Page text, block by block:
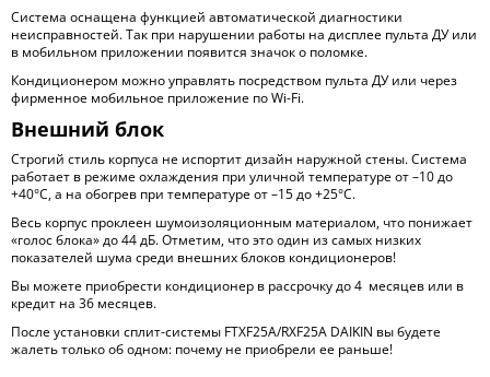
Система оснащена функцией автоматической диагностики
неисправностей. Так при нарушении работы на дисплее пульта ДУ или
в мобильном приложении появится значок о поломке.
Кондиционером можно управлять посредством пульта ДУ или через
фирменное мобильное приложение по Wi-Fi.
Внешний блок
Строгий стиль корпуса не испортит дизайн наружной стены. Система
работает в режиме охлаждения при уличной температуре от –10 до
+40°С, а на обогрев при температуре от –15 до +25°С.
Весь корпус проклеен шумоизоляционным материалом, что понижает
«голос блока» до 44 дБ. Отметим, что это один из самых низких
показателей шума среди внешних блоков кондиционеров!
Вы можете приобрести кондиционер в рассрочку до 4 месяцев или в
кредит на 36 месяцев.
После установки сплит-системы FTXF25A/RXF25A DAIKIN вы будете
жалеть только об одном: почему не приобрели ее раньше!